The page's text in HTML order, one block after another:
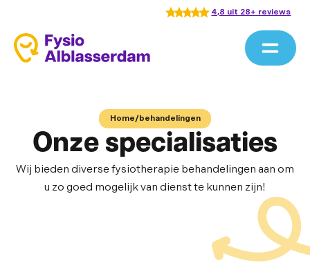
4,8 uit 28+ reviews
Home/behandelingen
Onze specialisaties
Wij bieden diverse fysiotherapie behandelingen aan om
u zo goed mogelijk van dienst te kunnen zijn!